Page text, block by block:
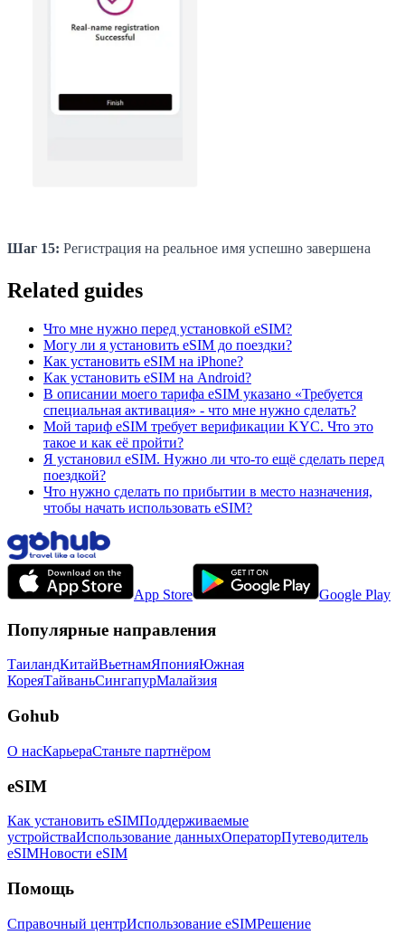
Шаг 15: Регистрация на реальное имя успешно завершена
Related guides
Что мне нужно перед установкой eSIM?
Могу ли я установить eSIM до поездки?
Как установить eSIM на iPhone?
Как установить eSIM на Android?
В описании моего тарифа eSIM указано «Требуется
специальная активация» - что мне нужно сделать?
Мой тариф eSIM требует верификации KYC. Что это
такое и как её пройти?
Я установил eSIM. Нужно ли что-то ещё сделать перед
поездкой?
Что нужно сделать по прибытии в место назначения,
чтобы начать использовать eSIM?
App Store Google Play
Популярные направления
ТаиландКитайВьетнамЯпонияЮжная
КореяТайваньСингапурМалайзия
Gohub
О насКарьераСтаньте партнёром
eSIM
Как установить eSIMПоддерживаемые
устройстваИспользование данныхОператорПутеводитель
eSIMНовости eSIM
Помощь
Справочный центрИспользование eSIMРешение